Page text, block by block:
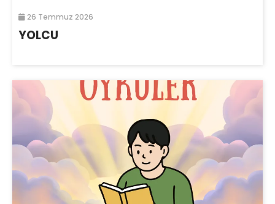
26 Temmuz 2026
YOLCU